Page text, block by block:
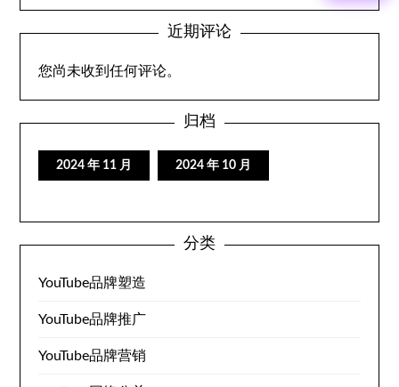
近期评论
您尚未收到任何评论。
归档
2024 年 11 月 2024 年 10 月
分类
YouTube品牌塑造
YouTube品牌推广
YouTube品牌营销